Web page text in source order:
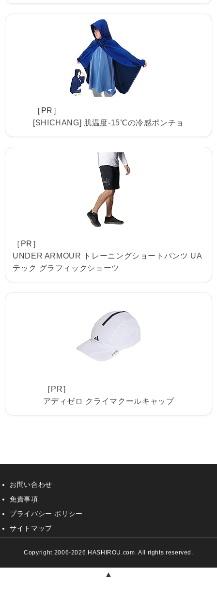
［PR］
[SHICHANG] 肌温度-15℃の冷感ポンチョ
［PR］
UNDER ARMOUR トレーニングショートパンツ UA
テック グラフィックショーツ
［PR］
アディゼロ クライマクールキャップ
お問い合わせ
免責事項
プライバシー ポリシー
サイトマップ
Copyright 2006-2026 HASHIROU.com. All rights reserved.
▲